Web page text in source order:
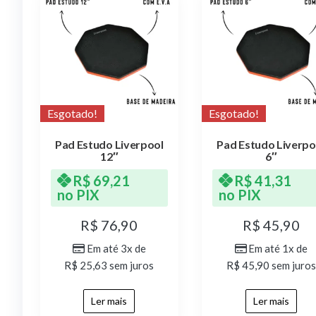
Esgotado!
Pad Estudo Liverpool
12″
R$ 76,90
Em até 3x de
R$ 25,63 sem juros
R$ 69,21
no PIX
Ler mais
Esgotado!
Pad Estudo
6″
R$ 45,90
Em até 1x de
R$ 45,90 sem juros
R$41,31
no PIX
Ler mais